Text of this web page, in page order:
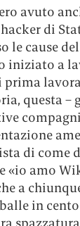
avuto
di
le cause
iniziato a
questa
di come
«io amo
a
in